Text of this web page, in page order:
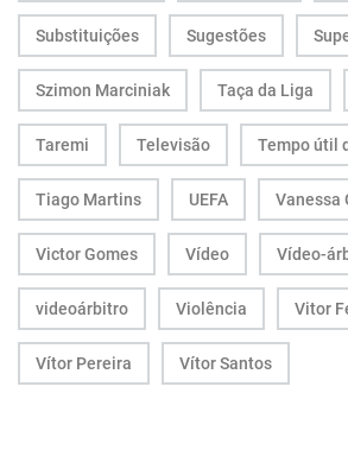
Substituições Sugestões
Szimon Marciniak Taça da Liga
Taremi Televisão Tempo útil
Tiago Martins UEFA Vanessa
Victor Gomes Vídeo Vídeo-
videoárbitro Violência Vitor
Vítor Pereira Vítor Santos